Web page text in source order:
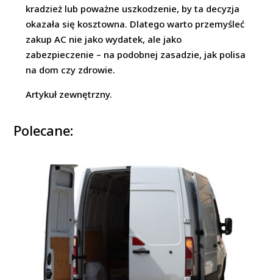
kradzież lub poważne uszkodzenie, by ta decyzja
okazała się kosztowna. Dlatego warto przemyśleć
zakup AC nie jako wydatek, ale jako
zabezpieczenie – na podobnej zasadzie, jak polisa
na dom czy zdrowie.
Artykuł zewnętrzny.
Polecane: